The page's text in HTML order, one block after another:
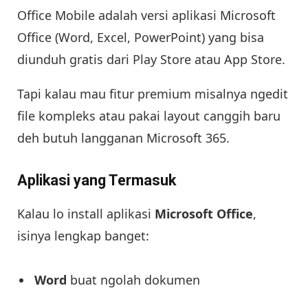
Office Mobile adalah versi aplikasi Microsoft
Office (Word, Excel, PowerPoint) yang bisa
diunduh gratis dari Play Store atau App Store.
Tapi kalau mau fitur premium misalnya ngedit
file kompleks atau pakai layout canggih baru
deh butuh langganan Microsoft 365.
Aplikasi yang Termasuk
Kalau lo install aplikasi Microsoft Office,
isinya lengkap banget:
Word buat ngolah dokumen